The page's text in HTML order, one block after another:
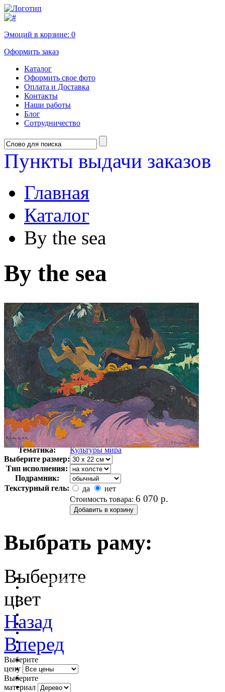
Эмоций в корзине: 0
Оформить заказ
Каталог
Оформить свое фото
Оплата и Доставка
Контакты
Наши работы
Блог
Сотрудничество
Пункты выдачи заказов
Главная
Каталог
By the sea
By the sea
Автор:
Гоген Поль
Арт-стиль
Импрессионизм
Тематика:
Культуры мира
Выберите размер:
Тип исполнения:
Подрамник:
Текстурный гель:
да
нет
Стоимость товара: 6 070 р.
Выбрать раму:
очистить фильтр цвета
Выберите
цвет
Назад
Вперед
Выберите
цену
Выберите
материал